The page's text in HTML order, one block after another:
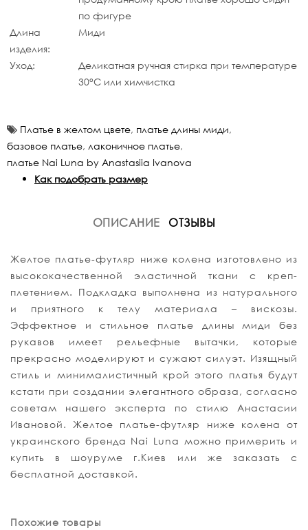
по фигуре
Длина
изделия:
Миди
Уход:
Деликатная ручная стирка при температуре
30°C или химчистка
Платье в желтом цвете, платье длины миди,
базовое платье, лаконичное платье,
платье Nai Luna by Anastasiia Ivanova
Как подобрать размер
ОПИСАНИЕ ОТЗЫВЫ
Желтое платье-футляр ниже колена изготовлено из
высококачественной эластичной ткани с креп-
плетением. Подкладка выполнена из натурального
и приятного к телу материала – вискозы.
Эффектное и стильное платье длины миди без
рукавов имеет рельефные вытачки, которые
прекрасно моделируют и сужают силуэт. Изящный
стиль и минималистичный крой этого платья будут
кстати при создании элегантного образа, согласно
советам нашего эксперта по стилю Анастасии
Ивановой. Желтое платье-футляр ниже колена от
украинского бренда Nai Luna можно примерить и
купить в шоуруме г.Киев или же заказать с
бесплатной доставкой.
Похожие товары